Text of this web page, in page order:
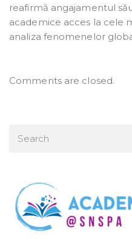
reafirmă angajamentul
academice acces la cele
analiza fenomenelor
Comments are closed.